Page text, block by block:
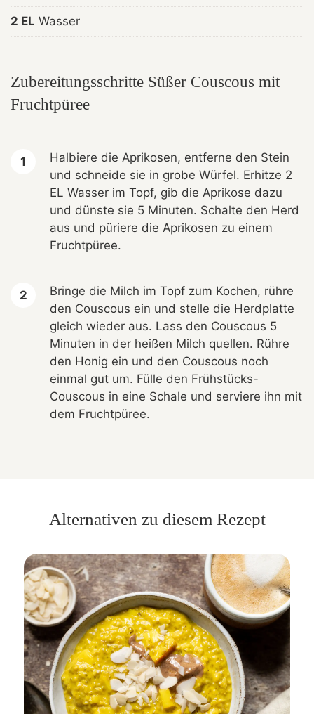
2 EL Wasser
Zubereitungsschritte Süßer Couscous mit
Fruchtpüree
Halbiere die Aprikosen, entferne den Stein
und schneide sie in grobe Würfel. Erhitze 2
EL Wasser im Topf, gib die Aprikose dazu
und dünste sie 5 Minuten. Schalte den Herd
aus und püriere die Aprikosen zu einem
Fruchtpüree.
Bringe die Milch im Topf zum Kochen, rühre
den Couscous ein und stelle die Herdplatte
gleich wieder aus. Lass den Couscous 5
Minuten in der heißen Milch quellen. Rühre
den Honig ein und den Couscous noch
einmal gut um. Fülle den Frühstücks-
Couscous in eine Schale und serviere ihn mit
dem Fruchtpüree.
Alternativen zu diesem Rezept